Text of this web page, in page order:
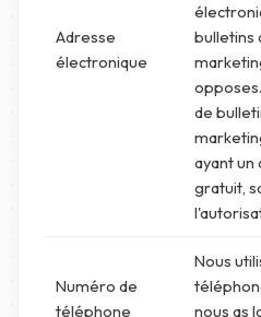
Adresse
électronique
bulletins
de
ayant un
gratuit,
Numéro de
téléphone
Nous
nous as